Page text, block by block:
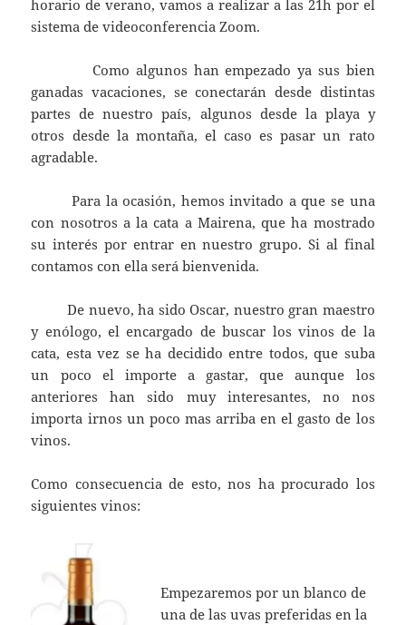
horario de verano, vamos a realizar a las 21h por el
sistema de videoconferencia Zoom.
Como algunos han empezado ya sus bien
ganadas vacaciones, se conectarán desde distintas
partes de nuestro país, algunos desde la playa y
otros desde la montaña, el caso es pasar un rato
agradable.
Para la ocasión, hemos invitado a que se una
con nosotros a la cata a Mairena, que ha mostrado
su interés por entrar en nuestro grupo. Si al final
contamos con ella será bienvenida.
De nuevo, ha sido Oscar, nuestro gran maestro
y enólogo, el encargado de buscar los vinos de la
cata, esta vez se ha decidido entre todos, que suba
un poco el importe a gastar, que aunque los
anteriores han sido muy interesantes, no nos
importa irnos un poco mas arriba en el gasto de los
vinos.
Como consecuencia de esto, nos ha procurado los
siguientes vinos:
Empezaremos por un blanco de
una de las uvas preferidas en la